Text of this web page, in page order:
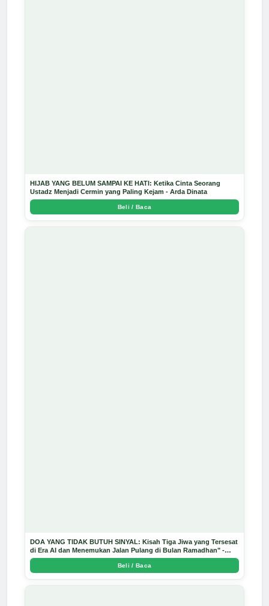
HIJAB YANG BELUM SAMPAI KE HATI: Ketika Cinta Seorang
Ustadz Menjadi Cermin yang Paling Kejam - Arda Dinata
Beli / Baca
DOA YANG TIDAK BUTUH SINYAL: Kisah Tiga Jiwa yang Tersesat
di Era AI dan Menemukan Jalan Pulang di Bulan Ramadhan" -
Arda Dinata
Beli / Baca